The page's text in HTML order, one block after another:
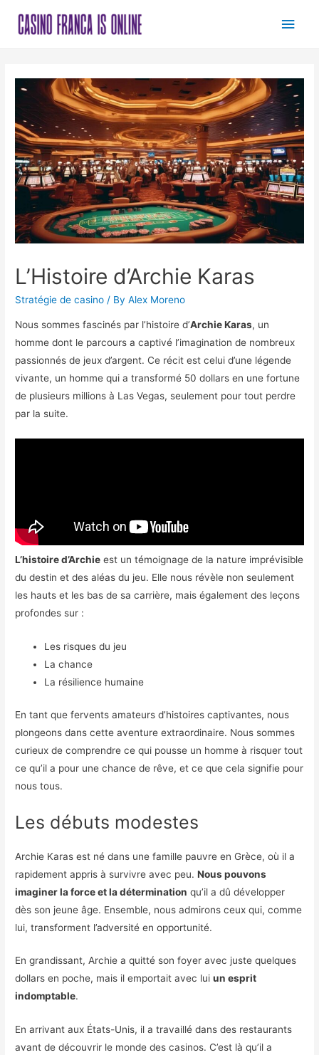
Main
L’Histoire d’Archie Karas
Stratégie de casino / ByAlex Moreno
Nous sommes fascinés par l’histoire d’Archie Karas, un
homme dont le parcours a captivé l’imagination de nombreux
passionnés de jeux d’argent. Ce récit est celui d’une légende
vivante, un homme qui a transformé 50 dollars en une fortune
de plusieurs millions à Las Vegas, seulement pour tout perdre
par la suite.
L’histoire d’Archie est un témoignage de la nature imprévisible
du destin et des aléas du jeu. Elle nous révèle non seulement
les hauts et les bas de sa carrière, mais également des leçons
profondes sur :
Les risques du jeu
La chance
La résilience humaine
En tant que fervents amateurs d’histoires captivantes, nous
plongeons dans cette aventure extraordinaire. Nous sommes
curieux de comprendre ce qui pousse un homme à risquer tout
ce qu’il a pour une chance de rêve, et ce que cela signifie pour
nous tous.
Les débuts modestes
Archie Karas est né dans une famille pauvre en Grèce, où il a
rapidement appris à survivre avec peu.Nous pouvons
imaginer la force et la détermination qu’il a dû développer
dès son jeune âge. Ensemble, nous admirons ceux qui, comme
lui, transforment l’adversité en opportunité.
En grandissant, Archie a quitté son foyer avec juste quelques
dollars en poche, mais il emportait avec luiun esprit
indomptable.
En arrivant aux États-Unis, il a travaillé dans des restaurants
avant de découvrir le monde des casinos. C’est là qu’il a